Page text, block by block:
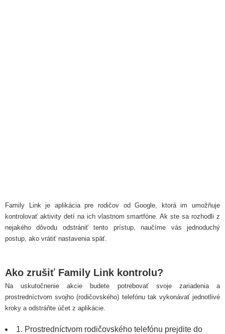
Family Link je aplikácia pre rodičov od Google, ktorá im umožňuje
kontrolovať aktivity detí na ich vlastnom smartfóne. Ak ste sa rozhodli z
nejakého dôvodu odstrániť tento prístup, naučíme vás jednoduchý
postup, ako vrátiť nastavenia späť.
Ako zrušiť Family Link kontrolu?
Na uskutočnenie akcie budete potrebovať svoje zariadenia a
prostredníctvom svojho (rodičovského) telefónu tak vykonávať jednotlivé
kroky a odstráňte účet z aplikácie.
1. Prostredníctvom rodičovského telefónu prejdite do